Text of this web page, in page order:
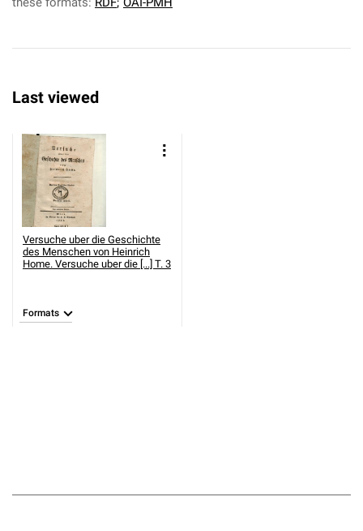
Last viewed
Versuche uber die Geschichte
des Menschen von Heinrich
Home. Versuche uber die [...] T. 3
Formats